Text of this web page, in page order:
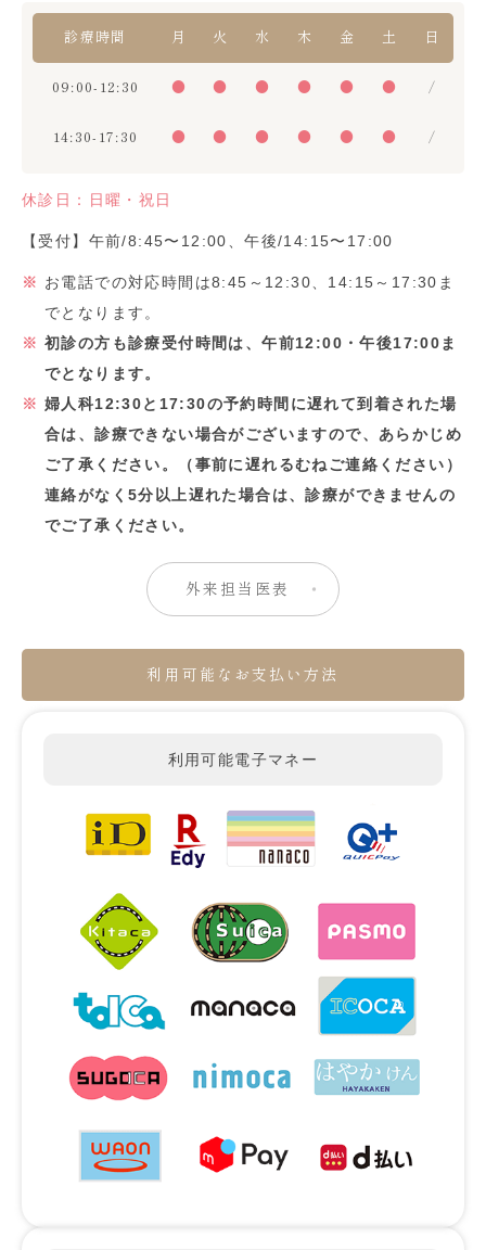
診療時間 月 火 水 木 金 土 日
09:00-12:30 ● ● ● ● ● ● /
14:30-17:30 ● ● ● ● ● ● /
休診日：日曜・祝日
【受付】午前/8:45〜12:00、午後/14:15〜17:00
お電話での対応時間は8:45～12:30、14:15～17:30ま
でとなります。
初診の方も診療受付時間は、午前12:00・午後17:00ま
でとなります。
婦人科12:30と17:30の予約時間に遅れて到着された場
合は、診療できない場合がございますので、あらかじめ
ご了承ください。（事前に遅れるむねご連絡ください）
連絡がなく5分以上遅れた場合は、診療ができませんの
でご了承ください。
外来担当医表
利用可能なお支払い方法
利用可能電子マネー